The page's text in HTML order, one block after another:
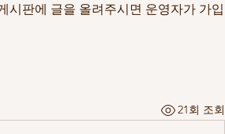
시판에 글을 올려주시면 운영자가 가입
21회 조회